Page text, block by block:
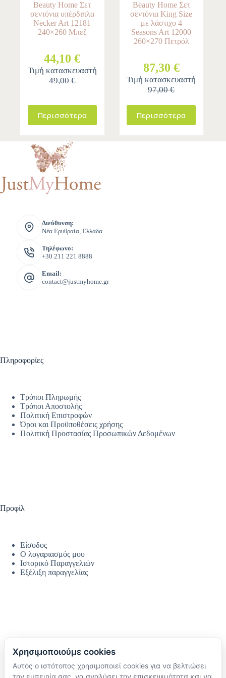
Beauty Home Σετ
σεντόνια υπέρδιπλα
Necker Art 12181
240×260 Μπεζ
44,10 €
Τιμή κατασκευαστή
49,00 €
Περισσότερα
Beauty Home Σετ
σεντόνια King Size
με λάστιχο 4
Seasons Art 12000
260×270 Πετρόλ
87,30 €
Τιμή κατασκευαστή
97,00 €
Περισσότερα
Διεύθυνση:
Νέα Ερυθραία, Ελλάδα
Τηλέφωνο:
+30 211 221 8888
Email:
contact@justmyhome.gr
Πληροφορίες
Τρόποι Πληρωμής
Τρόποι Αποστολής
Πολιτική Επιστροφών
Όροι και Προϋποθέσεις χρήσης
Πολιτική Προστασίας Προσωπικών Δεδομένων
Προφίλ
Είσοδος
Ο λογαριασμός μου
Ιστορικό Παραγγελιών
Εξέλιξη παραγγελίας
Ακολουθήστε μας
Χρησιμοποιούμε cookies
Αυτός ο ιστότοπος χρησιμοποιεί cookies για να βελτιώσει
την εμπειρία σας, να αναλύσει την επισκεψιμότητα και να